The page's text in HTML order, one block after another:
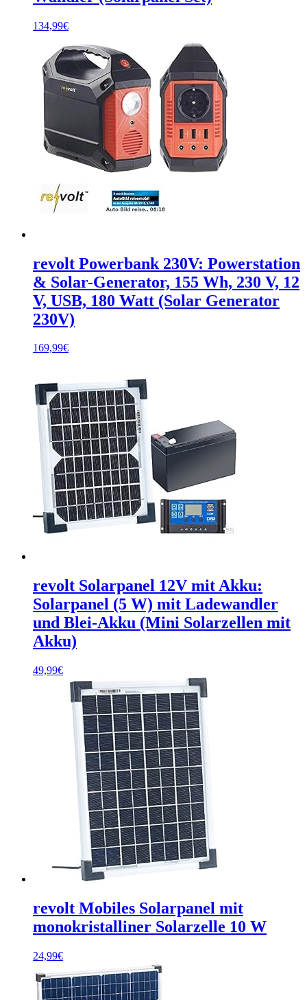
134,99€
revolt Powerbank 230V: Powerstation
& Solar-Generator, 155 Wh, 230 V, 12
V, USB, 180 Watt (Solar Generator
230V)
169,99€
revolt Solarpanel 12V mit Akku:
Solarpanel (5 W) mit Ladewandler
und Blei-Akku (Mini Solarzellen mit
Akku)
49,99€
revolt Mobiles Solarpanel mit
monokristalliner Solarzelle 10 W
24,99€